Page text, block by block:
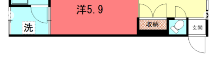
一人暮らしの物件特集